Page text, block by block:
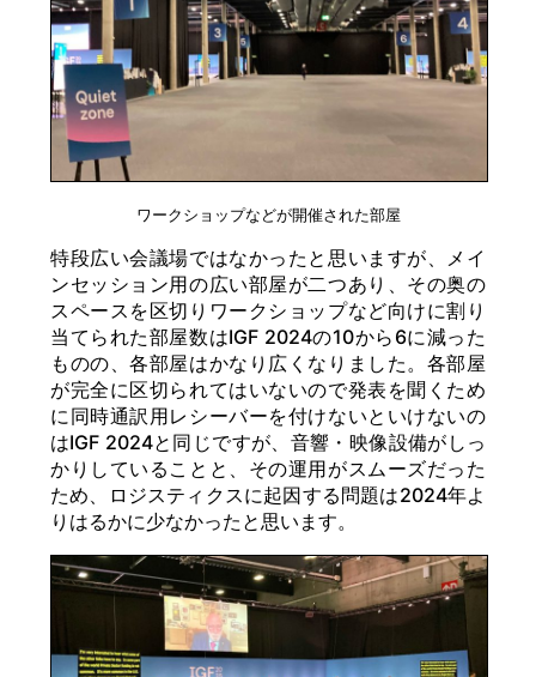
ワークショップなどが開催された部屋
特段広い会議場ではなかったと思いますが、メイ
ンセッション用の広い部屋が二つあり、その奥の
スペースを区切りワークショップなど向けに割り
当てられた部屋数はIGF 2024の10から6に減った
ものの、各部屋はかなり広くなりました。各部屋
が完全に区切られてはいないので発表を聞くため
に同時通訳用レシーバーを付けないといけないの
はIGF 2024と同じですが、音響・映像設備がしっ
かりしていることと、その運用がスムーズだった
ため、ロジスティクスに起因する問題は2024年よ
りはるかに少なかったと思います。